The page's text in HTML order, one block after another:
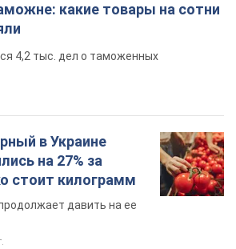
какие товары на сотни
4,2 тыс. дел о таможенных
в Украине
на 27% за
стоит килограмм
давить на ее